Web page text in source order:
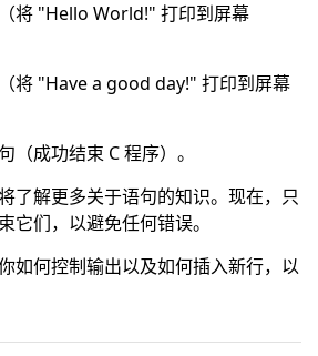
将 "Hello World!" 打印到屏幕
将 "Have a good day!" 打印到屏幕
（成功结束 C 程序）。
了解更多关于语句的知识。现在，只
它们，以避免任何错误。
如何控制输出以及如何插入新行，以